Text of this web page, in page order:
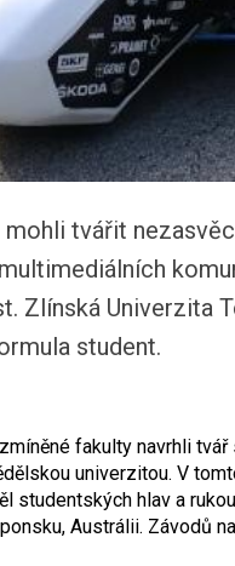
mohli tvářit
Zlínská Univerzita
student.
fakulty navrhli
univerzitou. V
studentských hlav a
Austrálii. Závodů